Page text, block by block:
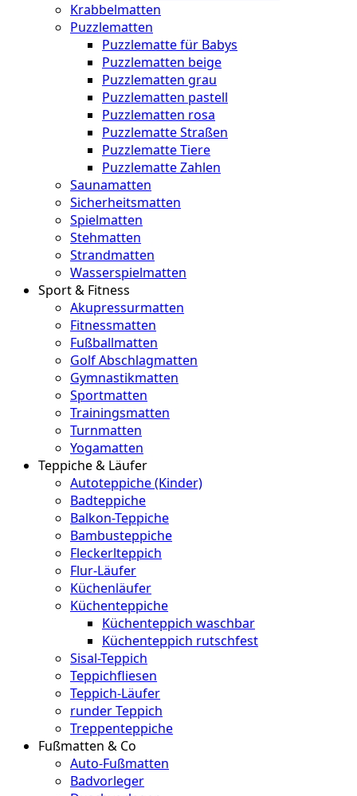
Krabbelmatten
Puzzlematten
Puzzlematte für Babys
Puzzlematten beige
Puzzlematten grau
Puzzlematten pastell
Puzzlematten rosa
Puzzlematte Straßen
Puzzlematte Tiere
Puzzlematte Zahlen
Saunamatten
Sicherheitsmatten
Spielmatten
Stehmatten
Strandmatten
Wasserspielmatten
Sport & Fitness
Akupressurmatten
Fitnessmatten
Fußballmatten
Golf Abschlagmatten
Gymnastikmatten
Sportmatten
Trainingsmatten
Turnmatten
Yogamatten
Teppiche & Läufer
Autoteppiche (Kinder)
Badteppiche
Balkon-Teppiche
Bambusteppiche
Fleckerlteppich
Flur-Läufer
Küchenläufer
Küchenteppiche
Küchenteppich waschbar
Küchenteppich rutschfest
Sisal-Teppich
Teppichfliesen
Teppich-Läufer
runder Teppich
Treppenteppiche
Fußmatten & Co
Auto-Fußmatten
Badvorleger